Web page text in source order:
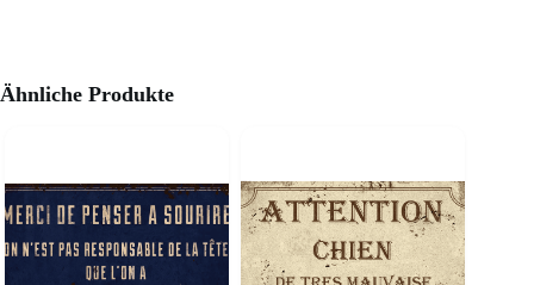
Ähnliche Produkte